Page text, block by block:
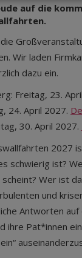
auf die
Wir laden
dazu ein.
Freitag, 23.
24. April 2027.
30. April 2027.
2027
schwierig ist?
Wer ist
und
Antworten
ihre Pat*innen